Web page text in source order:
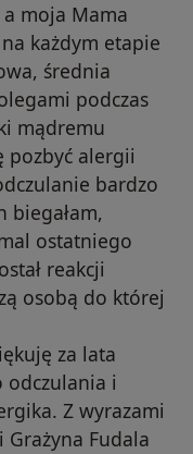
moja Mama
na każdym etapie
średnia
podczas
mądremu
pozbyć alergii
bardzo
biegałam,
ostatniego
reakcji
osobą do której
za lata
odczulania i
Z wyrazami
Grażyna Fudala